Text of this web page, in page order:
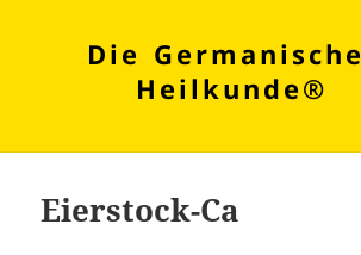
Die Germanische
Heilkunde®
Eierstock-Ca